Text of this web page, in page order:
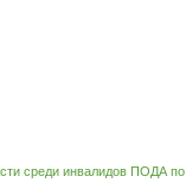
среди инвалидов ПОДА по